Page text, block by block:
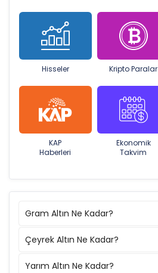
Hisseler Kripto Paralar
KAP
Haberleri
Ekonomik
Takvim
Gram Altın Ne Kadar?
Çeyrek Altın Ne Kadar?
Yarım Altın Ne Kadar?